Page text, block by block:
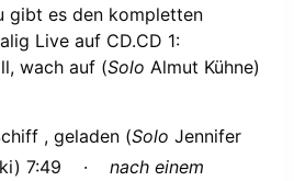
gibt es den kompletten
Live auf CD.CD 1:
wach auf (Solo Almut Kühne)
, geladen (Solo Jennifer
7:49 · nach einem